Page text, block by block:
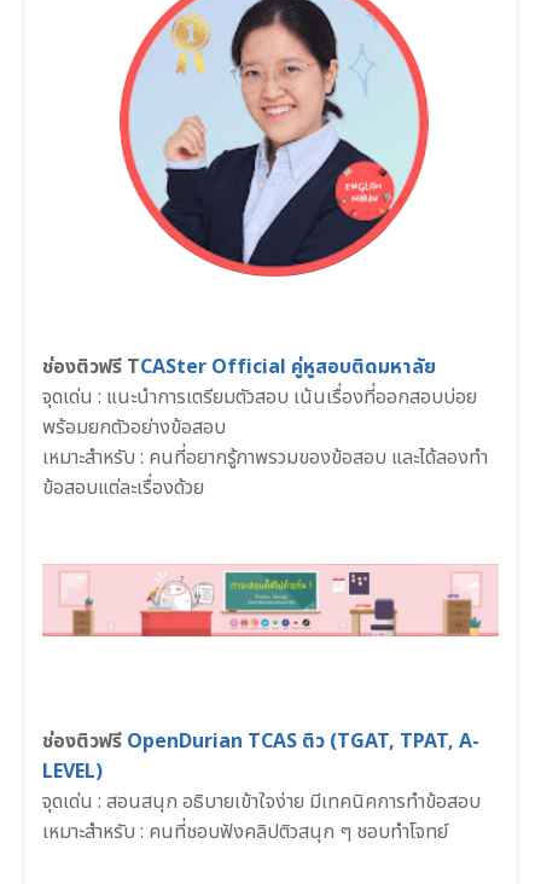
ช่องติวฟรี TCASter Official คู่หูสอบติดมหาลัย
จุดเด่น : แนะนำการเตรียมตัวสอบ เน้นเรื่องที่ออกสอบบ่อย
พร้อมยกตัวอย่างข้อสอบ
เหมาะสำหรับ : คนที่อยากรู้ภาพรวมของข้อสอบ และได้ลองทำ
ข้อสอบแต่ละเรื่องด้วย
ช่องติวฟรี OpenDurian TCAS ติว (TGAT, TPAT, A-
LEVEL)
จุดเด่น : สอนสนุก อธิบายเข้าใจง่าย มีเทคนิคการทำข้อสอบ
เหมาะสำหรับ : คนที่ชอบฟังคลิปติวสนุก ๆ ชอบทำโจทย์